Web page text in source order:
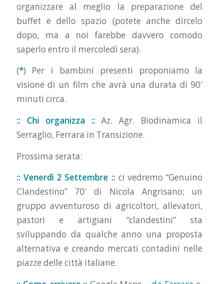
organizzare al meglio la preparazione del
buffet e dello spazio (potete anche dircelo
dopo, ma a noi farebbe davvero comodo
saperlo entro il mercoledì sera).
(*) Per i bambini presenti proponiamo la
visione di un film che avrà una durata di 90′
minuti circa.
:: Chi organizza :: Az. Agr. Biodinamica il
Serraglio, Ferrara in Transizione.
Prossima serata:
:: Venerdì 2 Settembre :: ci vedremo “Genuino
Clandestino” 70′ di Nicola Angrisano; un
gruppo avventuroso di agricoltori, allevatori,
pastori e artigiani “clandestini” sta
sviluppando da qualche anno una proposta
alternativa e creando mercati contadini nelle
piazze delle città italiane.